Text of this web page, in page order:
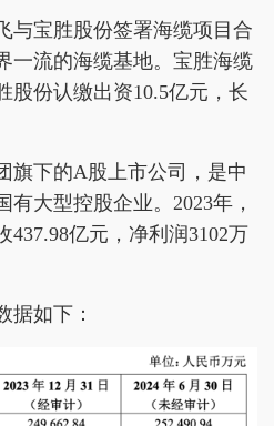
与宝胜股份签署海缆项目合
一流的海缆基地。宝胜海缆
股份认缴出资10.5亿元，长
旗下的A股上市公司，是中
大型控股企业。2023年，
437.98亿元，净利润3102万
据如下：